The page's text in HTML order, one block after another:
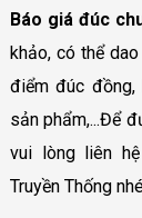
Báo giá đúc
khảo, có thể
điểm đúc
sản phẩm,...Để
vui lòng liên
Truyền Thống